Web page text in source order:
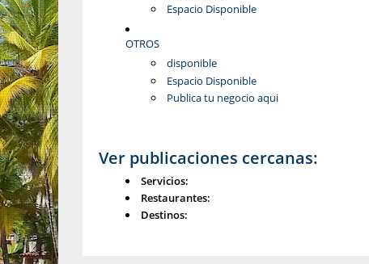
Espacio Disponible
OTROS
disponible
Espacio Disponible
Publica tu negocio aqui
Ver publicaciones cercanas:
Servicios:
Restaurantes:
Destinos: